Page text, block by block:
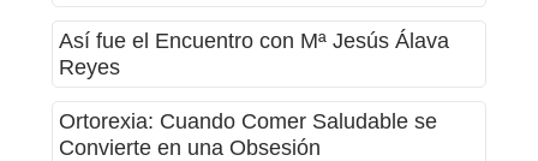
Así fue el Encuentro con Mª Jesús Álava
Reyes
Ortorexia: Cuando Comer Saludable se
Convierte en una Obsesión